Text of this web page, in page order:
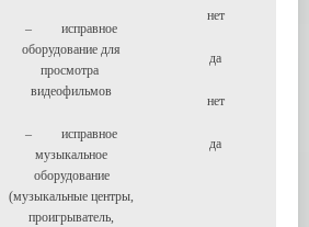
– исправное
оборудование для
просмотра
видеофильмов
– исправное
музыкальное
оборудование
(музыкальные центры,
проигрыватель,
нет
да
нет
да